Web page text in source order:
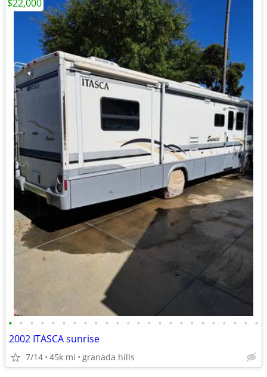
• • • • • • • • • • • • • • • • • • • • • • • •
2002 ITASCA sunrise
7/14 45k mi granada hills
$22,000